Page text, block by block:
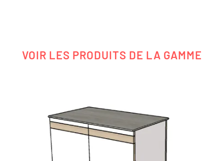
VOIR LES PRODUITS DE LA GAMME